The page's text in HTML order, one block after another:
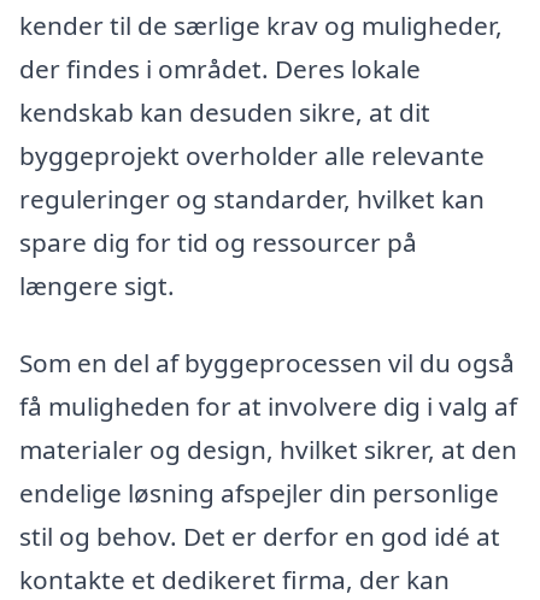
kender til de særlige krav og muligheder,
der findes i området. Deres lokale
kendskab kan desuden sikre, at dit
byggeprojekt overholder alle relevante
reguleringer og standarder, hvilket kan
spare dig for tid og ressourcer på
længere sigt.
Som en del af byggeprocessen vil du også
få muligheden for at involvere dig i valg af
materialer og design, hvilket sikrer, at den
endelige løsning afspejler din personlige
stil og behov. Det er derfor en god idé at
kontakte et dedikeret firma, der kan